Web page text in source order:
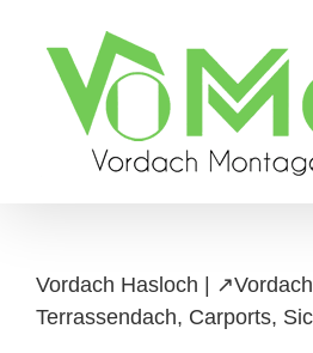
content
Vordach Hasloch |
Terrassendach, Carports,